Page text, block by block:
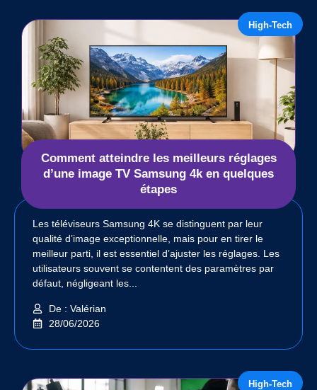
High-Tech
Comment atteindre les meilleurs réglages
d’une image TV Samsung 4k en quelques
étapes
Les téléviseurs Samsung 4K se distinguent par leur
qualité d’image exceptionnelle, mais pour en tirer le
meilleur parti, il est essentiel d’ajuster les réglages. Les
utilisateurs souvent se contentent des paramètres par
défaut, négligeant les...
De : Valérian
28/06/2026
High-Tech